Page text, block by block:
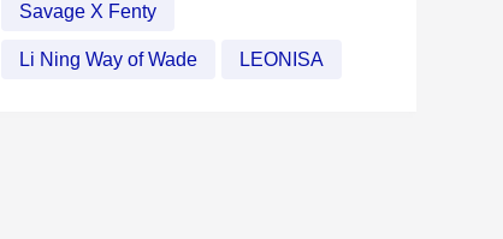
Savage X Fenty
Li Ning Way of Wade LEONISA